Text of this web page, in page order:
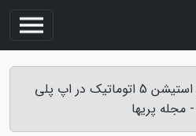
عکس ها و ویدیوهای پلی استیشن 5 اتوماتیک در اپ پلی
پریها